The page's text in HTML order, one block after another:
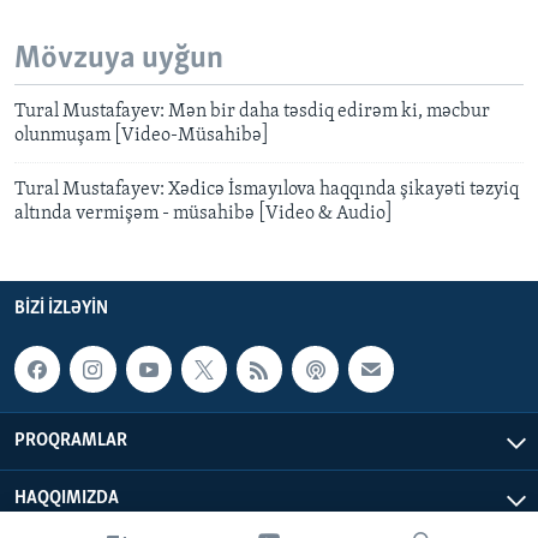
Mövzuya uyğun
Tural Mustafayev: Mən bir daha təsdiq edirəm ki, məcbur
olunmuşam [Video-Müsahibə]
Tural Mustafayev: Xədicə İsmayılova haqqında şikayəti təzyiq
altında vermişəm - müsahibə [Video & Audio]
BIZI IZLƏYIN
PROQRAMLAR
HAQQIMIZDA